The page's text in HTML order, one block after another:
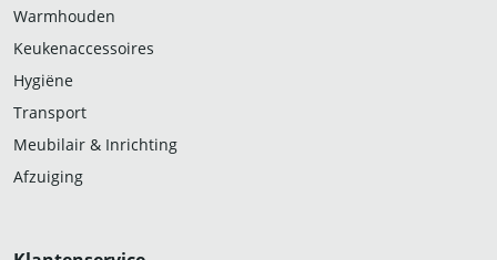
Warmhouden
Keukenaccessoires
Hygiëne
Transport
Meubilair & Inrichting
Afzuiging